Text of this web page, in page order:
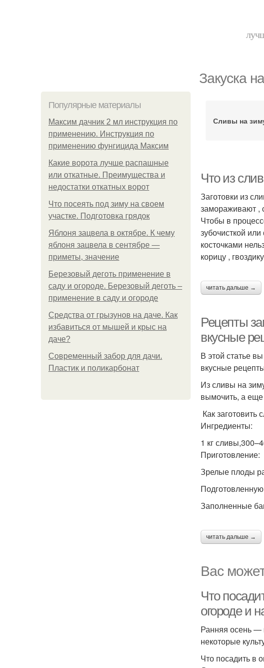
Закуска
Популярные материалы
Максим дачник 2 мл инструкция по
применению. Инструкция по
применению фунгицида Максим
Какие ворота лучше распашные
или откатные. Преимущества и
недостатки откатных ворот
Что посеять под зиму на своем
участке. Подготовка грядок
Яблоня зацвела в октябре. К чему
яблоня зацвела в сентябре —
приметы, значение
Березовый деготь применение в
саду и огороде. Березовый деготь –
применение в саду и огороде
Средства от грызунов на даче. Как
избавиться от мышей и крыс на
даче?
Современный забор для дачи.
Пластик и поликарбонат
Сливы на
Что из
Заготовки из
замораживают ,
Чтобы в
зубочисткой
косточками
корицу ,
читать дальше →
Рецепты
вкусные
В этой статье
вкусные
Из сливы на
вымочить, а еще
Как
Ингредиенты:
1 кг
Приготовление:
Зрелые плоды
Заполненные
читать дальше →
Вас
Что
огороде и
Ранняя осень —
некоторые
Что посадить в